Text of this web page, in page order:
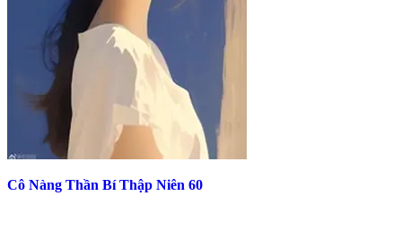
Cô Nàng Thần Bí Thập Niên 60